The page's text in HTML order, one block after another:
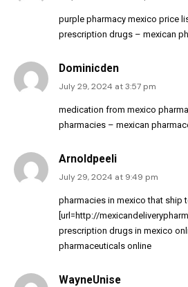
purple pharmacy mexico price
prescription drugs – mexican
Dominicden
July 29, 2024 at 3:57 pm
medication from mexico
pharmacies – mexican
Arnoldpeeli
July 29, 2024 at 9:49 pm
pharmacies in mexico that ship
[url=http://
prescription drugs in mexico
pharmaceuticals online
WayneUnise